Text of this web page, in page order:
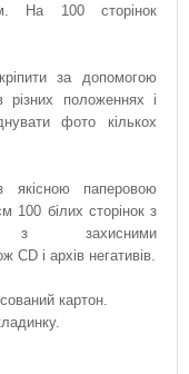
На 100 сторінок
за допомогою
положеннях і
фото кількох
якісною паперовою
100 білих сторінок з
з захисними
і архів негативів.
картон.